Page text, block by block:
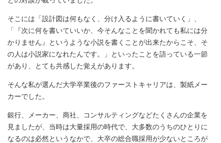
そこには「設計図は何もなく、分け入るように書いていく」、
「『次に何を書いていいか、今そんなことを聞かれても私には分
かりません』というような小説を書くことが出来たからこそ、そ
の人は小説家になれたんです。」といったことを語っている一節
があり、とても共感した覚えがあります。
そんな私が選んだ大学卒業後のファーストキャリアは、製紙メー
カーでした。
銀行、メーカー、商社、コンサルティングなどたくさんの企業を
見ましたが、当時は大量採用の時代で、大多数のうちのひとりに
なるのは必然というなかで、大卒の総合職採用が少ないところが